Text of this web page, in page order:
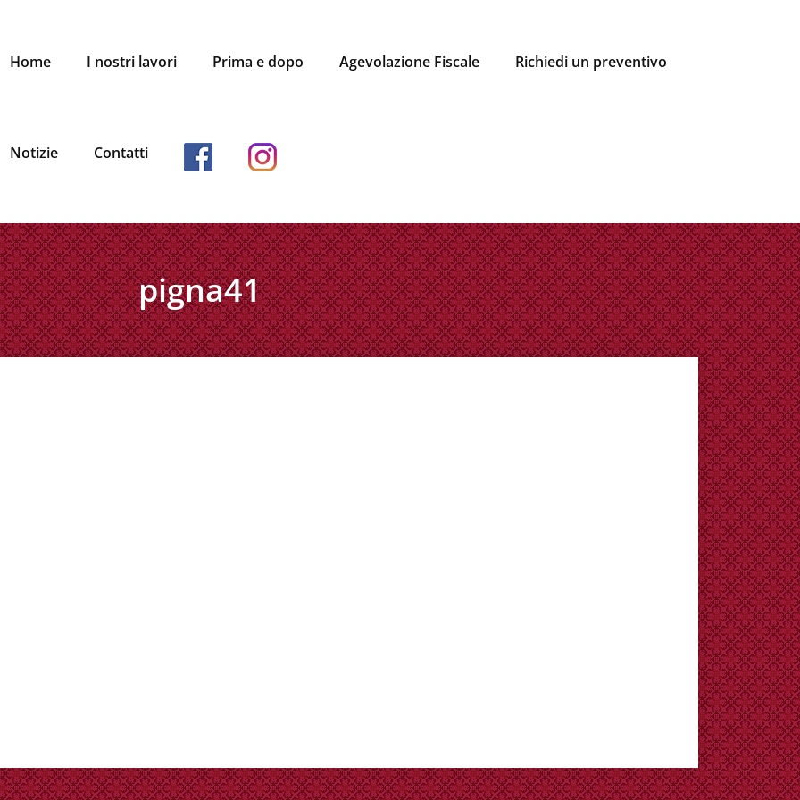
Home I nostri lavori Prima e dopo Agevolazione Fiscale Richiedi un preventivo
Notizie Contatti facebookinstagram
pigna41